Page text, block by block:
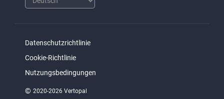
Datenschutzrichtlinie
Cookie-Richtlinie
Nutzungsbedingungen
© 2020-2026 Vertopal